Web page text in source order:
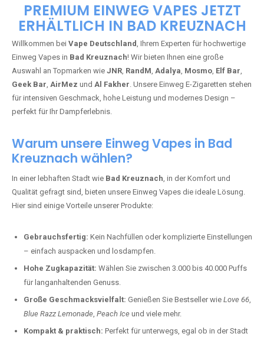
PREMIUM EINWEG VAPES JETZT
ERHÄLTLICH IN BAD KREUZNACH
Willkommen bei Vape Deutschland, Ihrem Experten für hochwertige
Einweg Vapes in Bad Kreuznach! Wir bieten Ihnen eine große
Auswahl an Topmarken wie JNR, RandM, Adalya, Mosmo, Elf Bar,
Geek Bar, AirMez und Al Fakher. Unsere Einweg E-Zigaretten stehen
für intensiven Geschmack, hohe Leistung und modernes Design –
perfekt für Ihr Dampferlebnis.
Warum unsere Einweg Vapes in Bad
Kreuznach wählen?
In einer lebhaften Stadt wie Bad Kreuznach, in der Komfort und
Qualität gefragt sind, bieten unsere Einweg Vapes die ideale Lösung.
Hier sind einige Vorteile unserer Produkte:
Gebrauchsfertig: Kein Nachfüllen oder komplizierte Einstellungen
– einfach auspacken und losdampfen.
Hohe Zugkapazität: Wählen Sie zwischen 3.000 bis 40.000 Puffs
für langanhaltenden Genuss.
Große Geschmacksvielfalt: Genießen Sie Bestseller wie Love 66,
Blue Razz Lemonade, Peach Ice und viele mehr.
Kompakt & praktisch: Perfekt für unterwegs, egal ob in der Stadt